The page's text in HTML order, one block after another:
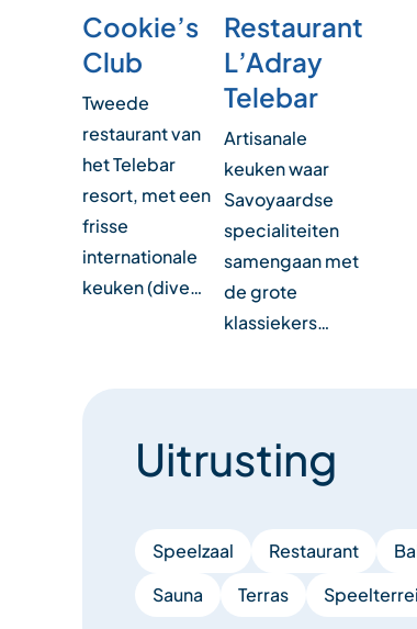
Cookie’s
Club
Tweede
restaurant van
het Telebar
resort, met een
frisse
internationale
keuken (dive…
Restaurant
L’Adray
Telebar
Artisanale
keuken waar
Savoyaardse
specialiteiten
samengaan met
de grote
klassiekers…
Uitrusting
Speelzaal Restaurant
Sauna
Terras